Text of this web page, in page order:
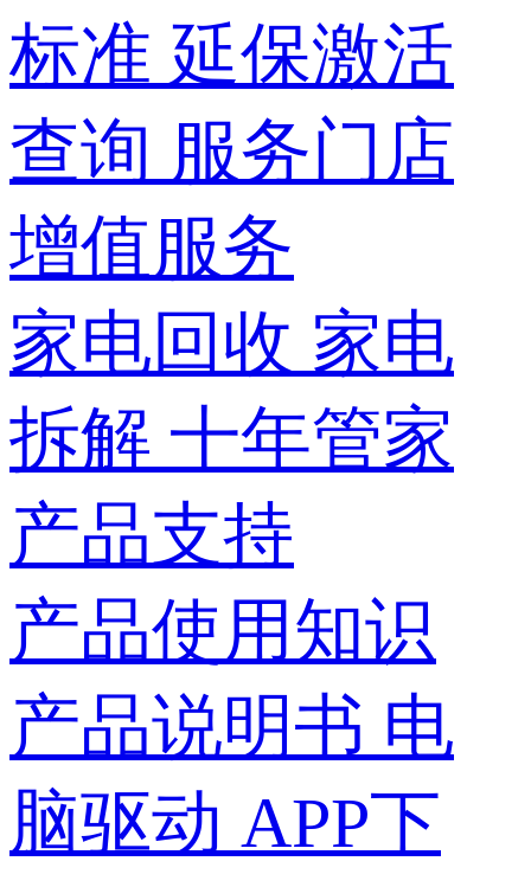
标准 延保激活
查询 服务门店
增值服务
家电回收 家电
拆解 十年管家
产品支持
产品使用知识
产品说明书 电
脑驱动 APP下